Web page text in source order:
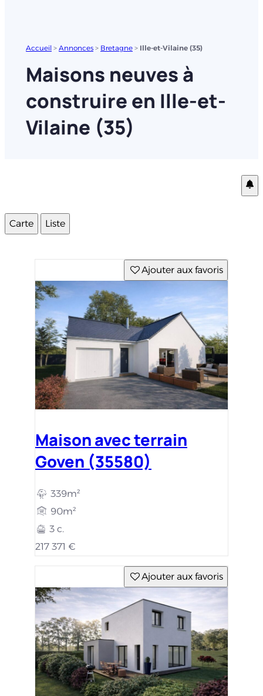
Accueil > Annonces > Bretagne > Ille-et-Vilaine (35)
Maisons neuves à
construire en Ille-et-
Vilaine (35)
Carte Liste
Ajouter aux favoris
Maison avec terrain
Goven (35580)
339m²
90m²
3 c.
217 371 €
Ajouter aux favoris